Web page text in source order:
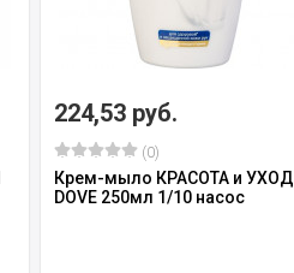
224,53 руб.
(0)
Крем-мыло КРАСОТА и УХОД
DOVE 250мл 1/10 насос